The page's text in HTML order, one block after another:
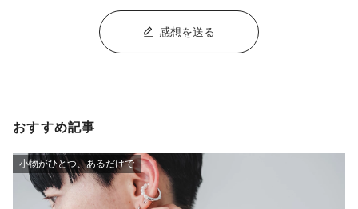
感想を送る
おすすめ記事
小物がひとつ、あるだけで